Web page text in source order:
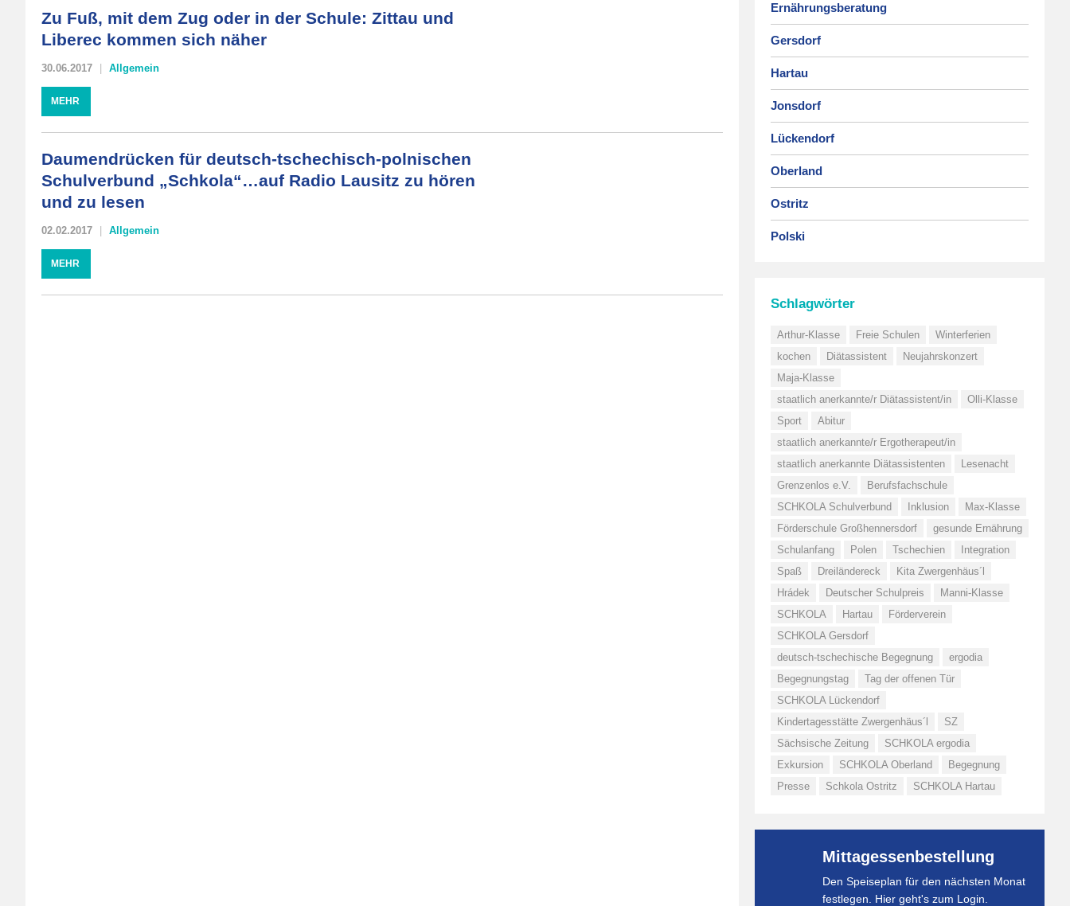
Zu Fuß, mit dem Zug oder in der Schule: Zittau und
Liberec kommen sich näher
30.06.2017 Allgemein
MEHR
Daumendrücken für deutsch-tschechisch-polnischen
Schulverbund „Schkola“…auf Radio Lausitz zu hören
und zu lesen
02.02.2017 Allgemein
MEHR
Ernährungsberatung
Gersdorf
Hartau
Jonsdorf
Lückendorf
Oberland
Ostritz
Polski
Schlagwörter
Arthur-Klasse Freie Schulen
Winterferien
kochen
Diätassistent
Neujahrskonzert
Maja-Klasse
staatlich anerkannte/r Diätassistent/in
Olli-Klasse
Sport
Abitur
staatlich anerkannte/r Ergotherapeut/in
staatlich anerkannte Diätassistenten
Lesenacht
Grenzenlos e.V.
Berufsfachschule
SCHKOLA Schulverbund
Inklusion
Max-Klasse
Förderschule Großhennersdorf
gesunde Ernährung
Schulanfang
Polen Tschechien
Integration
Spaß
Dreiländereck
Kita Zwergenhäus´l
Hrádek
Deutscher Schulpreis
Manni-Klasse
SCHKOLA
Hartau
Förderverein
SCHKOLA Gersdorf
deutsch-tschechische Begegnung
ergodia
Begegnungstag
Tag der offenen Tür
SCHKOLA Lückendorf
Kindertagesstätte Zwergenhäus´l
SZ
Sächsische Zeitung
SCHKOLA ergodia
Exkursion
SCHKOLA Oberland
Begegnung
Presse
Schkola Ostritz SCHKOLA Hartau
Mittagessenbestellung
Den Speiseplan für den nächsten Monat
festlegen. Hier geht's zum Login.